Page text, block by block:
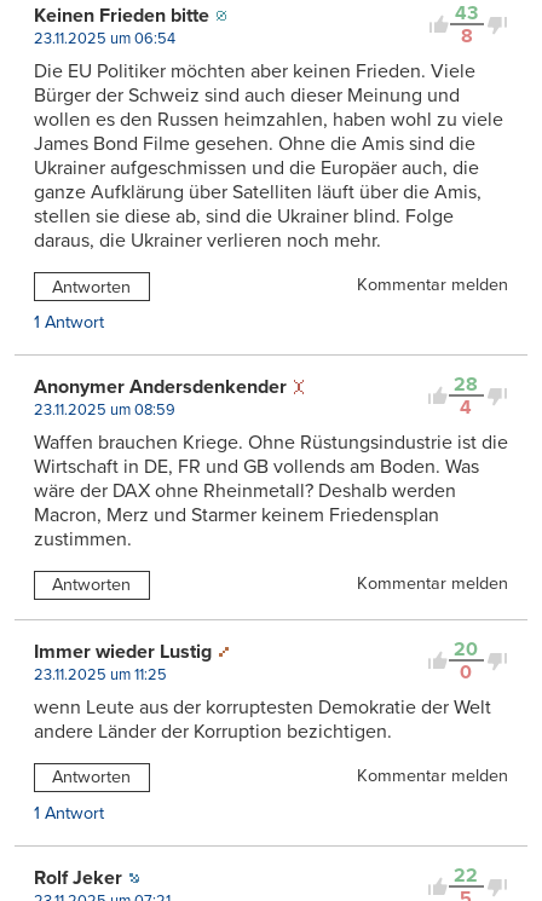
43
8
Keinen Frieden bitte
23.11.2025 um 06:54
Die EU Politiker möchten aber keinen Frieden. Viele
Bürger der Schweiz sind auch dieser Meinung und
wollen es den Russen heimzahlen, haben wohl zu viele
James Bond Filme gesehen. Ohne die Amis sind die
Ukrainer aufgeschmissen und die Europäer auch, die
ganze Aufklärung über Satelliten läuft über die Amis,
stellen sie diese ab, sind die Ukrainer blind. Folge
daraus, die Ukrainer verlieren noch mehr.
Antworten
Kommentar melden
1 Antwort
28
4
Anonymer Andersdenkender
23.11.2025 um 08:59
Waffen brauchen Kriege. Ohne Rüstungsindustrie ist die
Wirtschaft in DE, FR und GB vollends am Boden. Was
wäre der DAX ohne Rheinmetall? Deshalb werden
Macron, Merz und Starmer keinem Friedensplan
zustimmen.
Antworten Kommentar melden
20
0
Immer wieder Lustig
23.11.2025 um 11:25
wenn Leute aus der korruptesten Demokratie der Welt
andere Länder der Korruption bezichtigen.
Antworten
Kommentar melden
1 Antwort
22
Rolf Jeker